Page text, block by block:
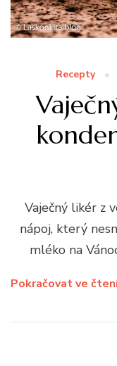
Recepty
Vaječný likér z
nápoj, který
mléko na
Pokračovat ve